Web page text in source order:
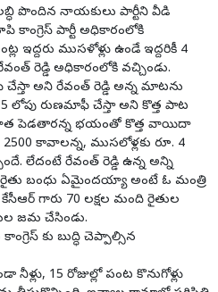
పొందిన నాయకులు పార్టీని వీడి
కాంగ్రెస్ పార్టీ అధికారంలోకి
ఇద్దరు ముసళోళ్లు ఉండే ఇద్దరికీ 4
రెడ్డి అధికారంలోకి వచ్చిండు.
అని రేవంత్ రెడ్డి అన్న మాటను
15 లోపు రుణమాఫీ చేస్తా అని కొత్త పాట
వాత పెడతారన్న భయంతో కొత్త వాయిదా
కావాలన్న, ముసలోళ్లకు రూ. 4
లేదంటే రేవంత్ రెడ్డి ఉన్న అన్ని
బంధు ఏమైందయ్యా అంటే ఓ మంత్రి
గారు 70 లక్షల మంది రైతుల
జమ చేసిండు.
కు బుద్ధి చెప్పాల్సిన
నీళ్లు, 15 రోజుల్లో పంట కొనుగోళ్లు